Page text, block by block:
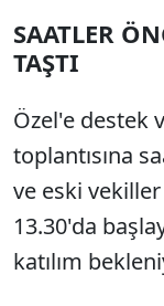
SAATLER
TAŞTI
Özel'e destek
toplantısına
ve eski
13.30'da
katılım